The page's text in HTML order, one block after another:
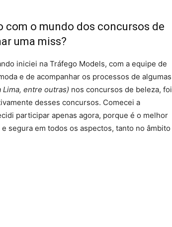
com o mundo dos concursos de
uma miss?
iniciei na Tráfego Models, com a equipe de
e de acompanhar os processos de algumas
Lima, entre outras) nos concursos de beleza, foi
desses concursos. Comecei a
participar apenas agora, porque é o melhor
segura em todos os aspectos, tanto no âmbito